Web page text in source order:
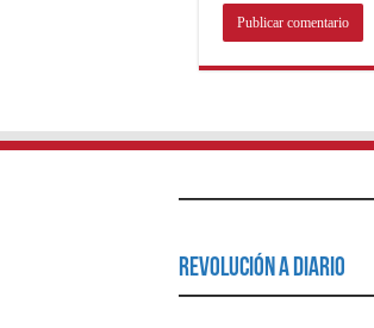
Revolución a Diario